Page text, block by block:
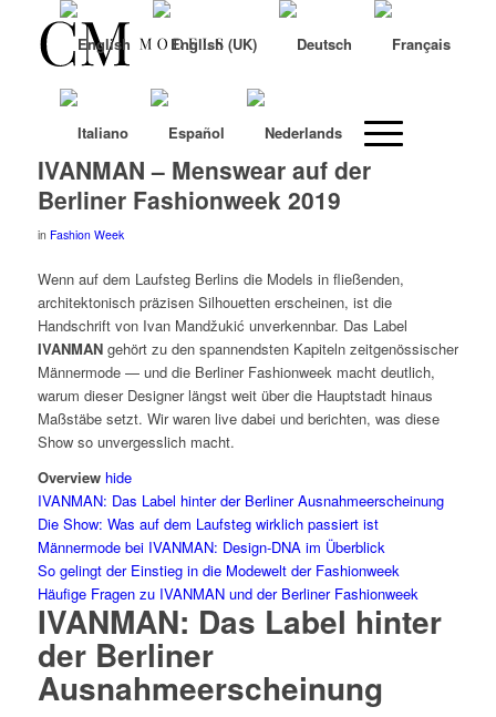
IVANMAN – Menswear auf der
Berliner Fashionweek 2019
in Fashion Week
Wenn auf dem Laufsteg Berlins die Models in fließenden,
architektonisch präzisen Silhouetten erscheinen, ist die
Handschrift von Ivan Mandžukić unverkennbar. Das Label
IVANMANgehört zu den spannendsten Kapiteln zeitgenössischer
Männermode — und die Berliner Fashionweek macht deutlich,
warum dieser Designer längst weit über die Hauptstadt hinaus
Maßstäbe setzt. Wir waren live dabei und berichten, was diese
Show so unvergesslich macht.
Overview hide
IVANMAN: Das Label hinter der Berliner Ausnahmeerscheinung
Die Show: Was auf dem Laufsteg wirklich passiert ist
Männermode bei IVANMAN: Design-DNA im Überblick
So gelingt der Einstieg in die Modewelt der Fashionweek
Häufige Fragen zu IVANMAN und der Berliner Fashionweek
IVANMAN: Das Label hinter
der Berliner
Ausnahmeerscheinung